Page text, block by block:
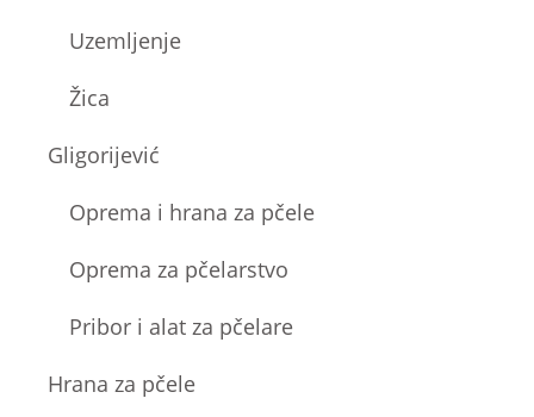
Uzemljenje
Žica
Gligorijević
Oprema i hrana za pčele
Oprema za pčelarstvo
Pribor i alat za pčelare
Hrana za pčele